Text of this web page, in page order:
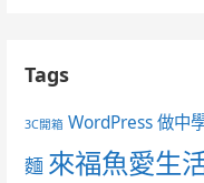
Tags
3C開箱 WordPress 做中
麵 來福魚愛生